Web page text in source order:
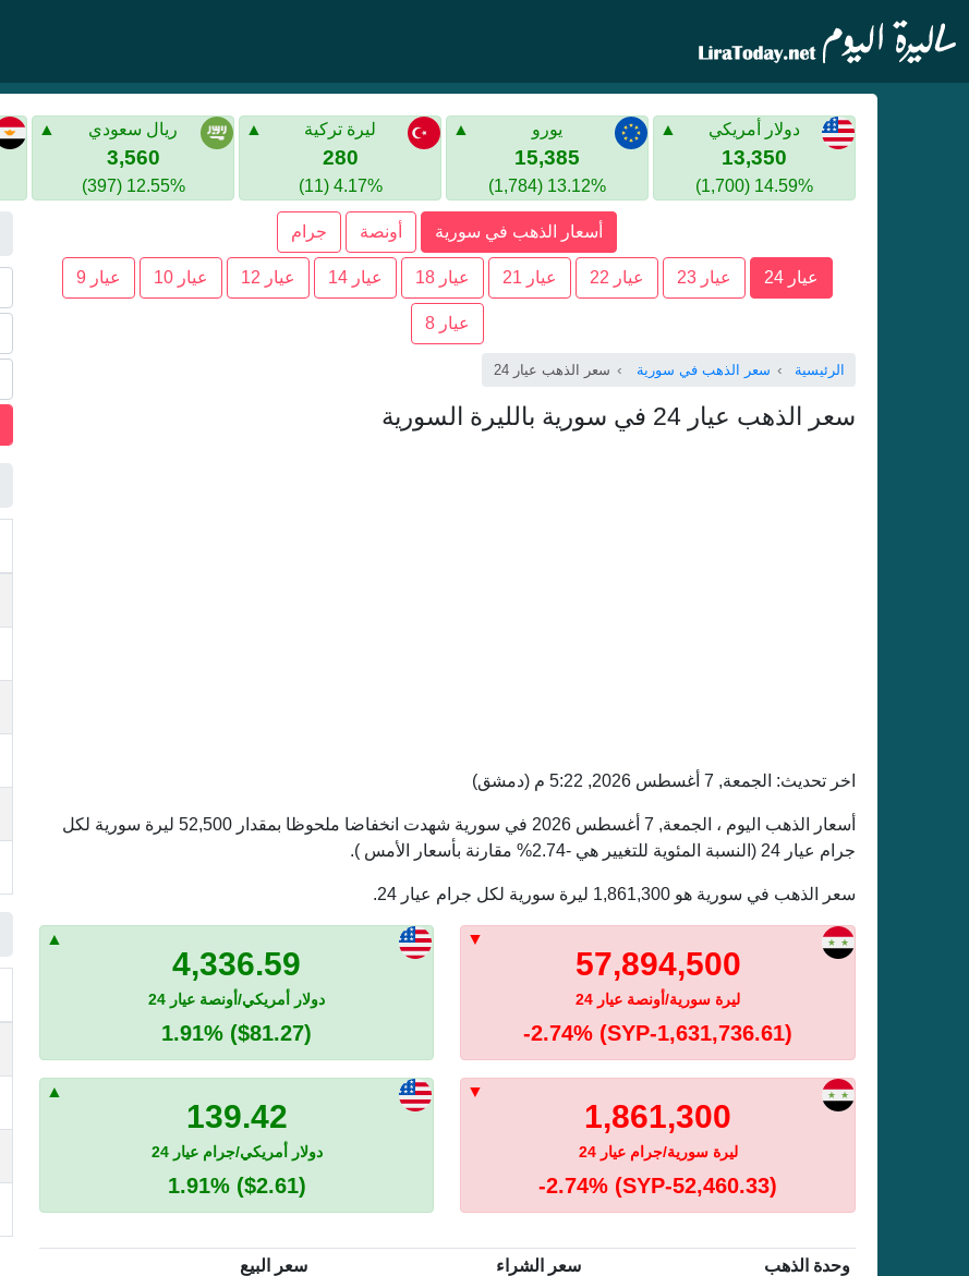
دولار أمريكي
13,350
14.59% (1,700)
يورو
15,385
13.12% (1,784)
ليرة تركية
280
4.17% (11)
ريال سعودي
3,560
12.55% (397)
أسعار الذهب في سورية أونصة جرام
عيار 24 عيار 23 عيار 22 عيار 21 عيار 18 عيار 14 عيار 12 عيار 10 عيار 9
عيار 8
الرئيسية سعر الذهب في سورية سعر الذهب عيار 24
سعر الذهب عيار 24 في سورية بالليرة السورية
اخر تحديث: الجمعة, 7 أغسطس 2026, 5:22 م (دمشق)
أسعار الذهب اليوم ، الجمعة, 7 أغسطس 2026 في سورية شهدت انخفاضا ملحوظا بمقدار 52,500 ليرة سورية لكل
جرام عيار 24 (النسبة المئوية للتغيير هي -2.74% مقارنة بأسعار الأمس ).
سعر الذهب في سورية هو 1,861,300 ليرة سورية لكل جرام عيار 24.
57,894,500
ليرة سورية/أونصة عيار 24
-2.74% (SYP-1,631,736.61)
4,336.59
دولار أمريكي/أونصة عيار 24
1.91% ($81.27)
1,861,300
ليرة سورية/جرام عيار 24
-2.74% (SYP-52,460.33)
139.42
دولار أمريكي/جرام عيار 24
1.91% ($2.61)
وحدة الذهب سعر الشراء
سعر البيع